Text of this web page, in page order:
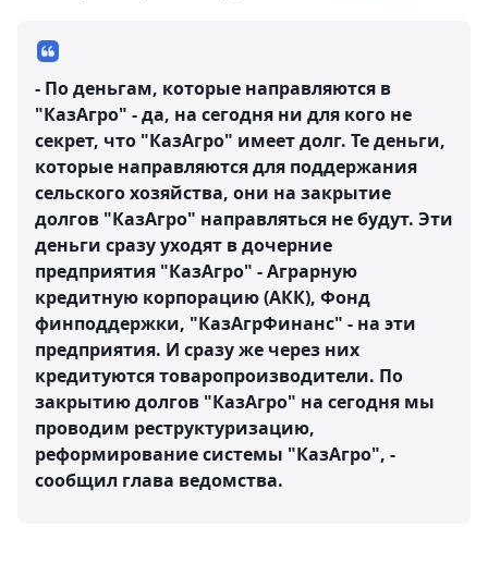
- По деньгам, которые направляются в
"КазАгро" - да, на сегодня ни для кого не
секрет, что "КазАгро" имеет долг. Те деньги,
которые направляются для поддержания
сельского хозяйства, они на закрытие
долгов "КазАгро" направляться не будут. Эти
деньги сразу уходят в дочерние
предприятия "КазАгро" - Аграрную
кредитную корпорацию (АКК), Фонд
финподдержки, "КазАгрФинанс" - на эти
предприятия. И сразу же через них
кредитуются товаропроизводители. По
закрытию долгов "КазАгро" на сегодня мы
проводим реструктуризацию,
реформирование системы "КазАгро", -
сообщил глава ведомства.